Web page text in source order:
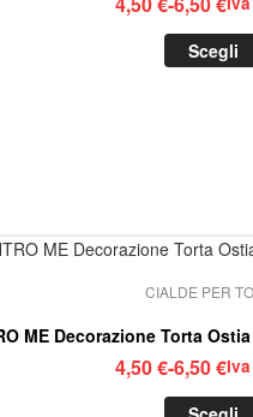
di
Scegli
CIALDE PER
ME Decorazione Torta
4,50€-6,50€
di